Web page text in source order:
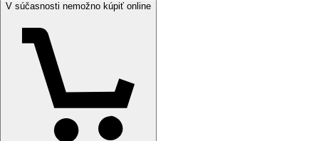
V súčasnosti nemožno kúpiť online